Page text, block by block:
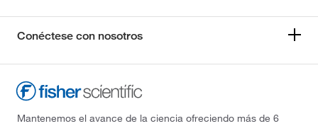
Conéctese con nosotros
Mantenemos el avance de la ciencia ofreciendo más de 6